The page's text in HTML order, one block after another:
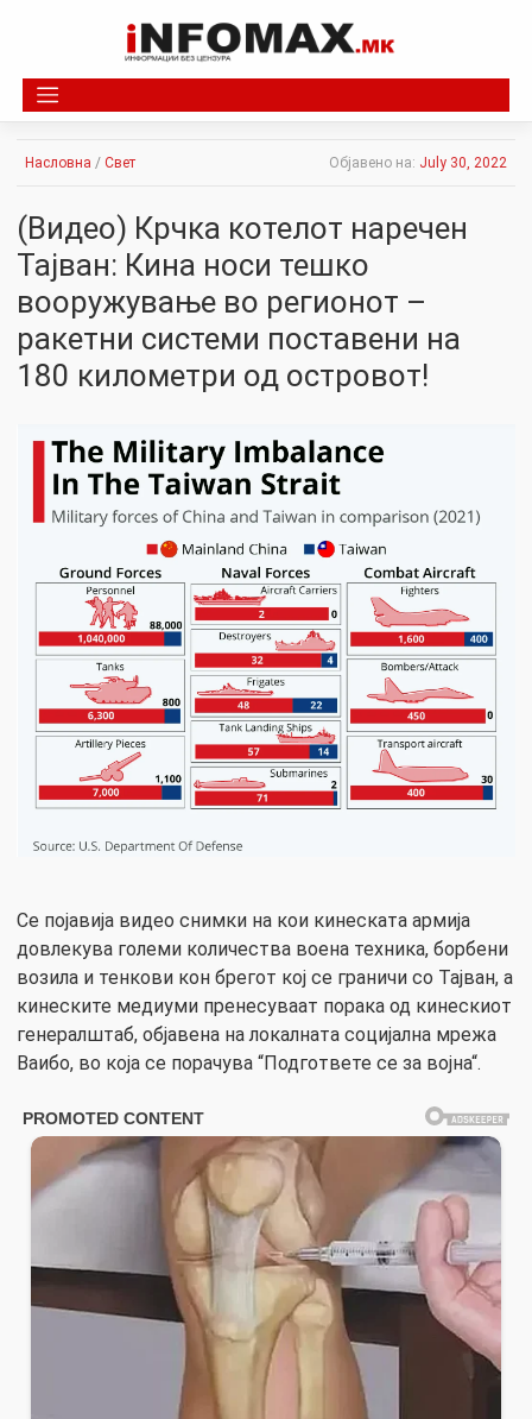
Насловна / Свет Објавено на: July 30, 2022
(Видео) Крчка котелот наречен
Тајван: Кина носи тешко
вооружување во регионот –
ракетни системи поставени на
180 километри од островот!
Се појавија видео снимки на кои кинеската армија
довлекува големи количества воена техника, борбени
возила и тенкови кон брегот кој се граничи со Тајван, а
кинеските медиуми пренесуваат порака од кинескиот
генералштаб, објавена на локалната социјална мрежа
Ваибо, во која се порачува “Подгответе се за војна“.